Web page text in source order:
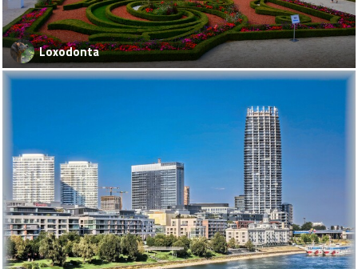
Loxodonta